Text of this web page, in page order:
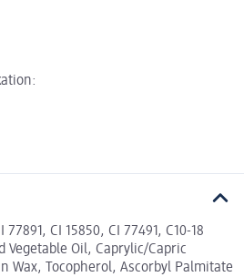
CI 15850, CI 77491, C10-18
Vegetable Oil, Caprylic/Capric
Wax, Tocopherol, Ascorbyl Palmitate